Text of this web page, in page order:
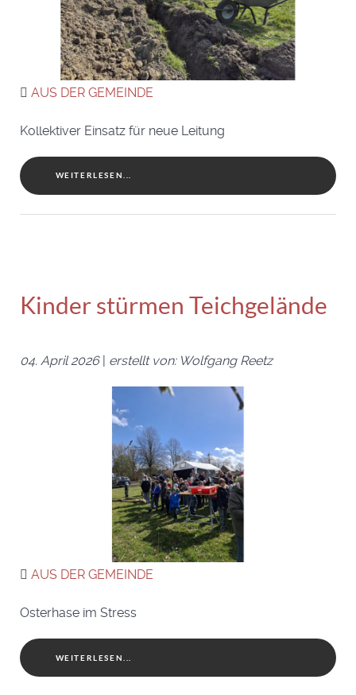
AUS DER GEMEINDE
Kollektiver Einsatz für neue Leitung
WEITERLESEN...
Kinder stürmen Teichgelände
04. April 2026 | erstellt von: Wolfgang Reetz
AUS DER GEMEINDE
Osterhase im Stress
WEITERLESEN...